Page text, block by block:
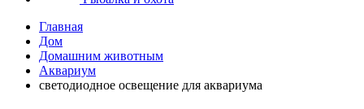
Главная
Дом
Домашним животным
Аквариум
светодиодное освещение для аквариума